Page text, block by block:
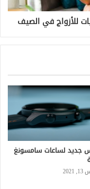
للأزواج في الصيف
جديد لساعات سامسونغ